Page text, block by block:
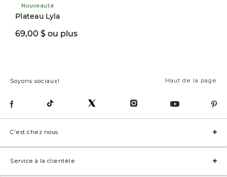
Nouveauté
Plateau Lyla
69,00 $ ou plus
Haut de la page
Soyons sociaux!
C'est chez nous
Service à la clientèle